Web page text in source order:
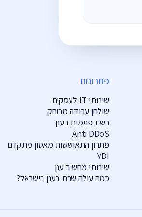
פתרונות
שירותי IT לעסקים
שולחן עבודה מרוחק
רשת פנימית בענן
Anti DDoS
פתרון התאוששות מאסון מתקדם
VDI
שירותי מחשוב ענן
כמה עולה שרת בענן בישראל?